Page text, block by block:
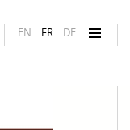
EN FR DE